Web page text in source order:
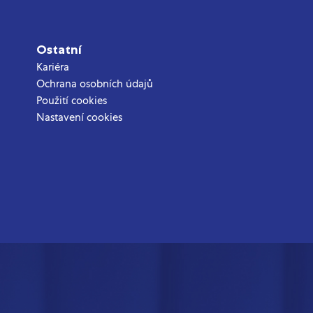
Ostatní
Kariéra
Ochrana osobních údajů
Použití cookies
Nastavení cookies